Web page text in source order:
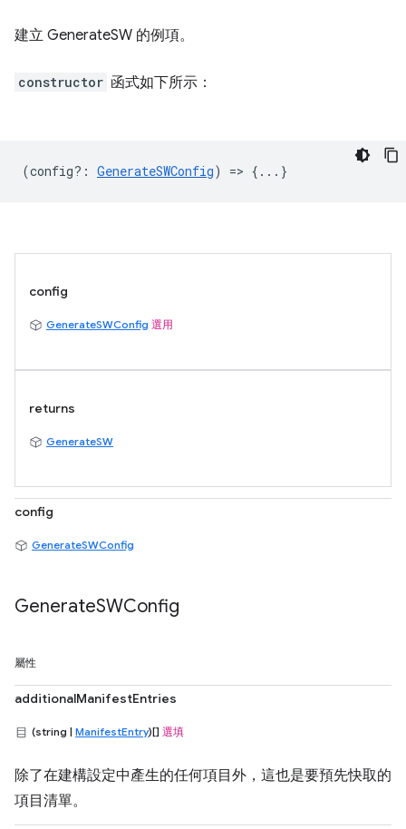
建立 GenerateSW 的例項。
constructor 函式如下所示：
(config? : GenerateSWConfig) => {...}
config
GenerateSWConfig 選用
returns
GenerateSW
config
GenerateSWConfig
GenerateSWConfig
屬性
additionalManifestEntries
(string | ManifestEntry)[] 選填
除了在建構設定中產生的任何項目外，這也是要預先快取的
項目清單。